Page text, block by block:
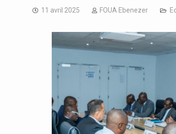
11 avril 2025 FOUA Ebenezer